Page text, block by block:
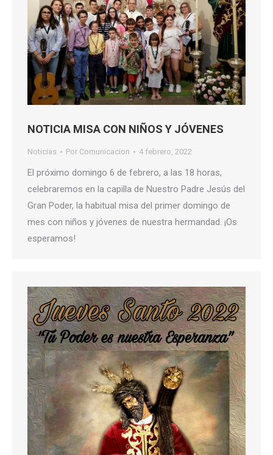
NOTICIA MISA CON NIÑOS Y JÓVENES
Noticias Por Comunicacion 4 febrero, 2022
El próximo domingo 6 de febrero, a las 18 horas,
celebraremos en la capilla de Nuestro Padre Jesús del
Gran Poder, la habitual misa del primer domingo de
mes con niños y jóvenes de nuestra hermandad. ¡Os
esperamos!